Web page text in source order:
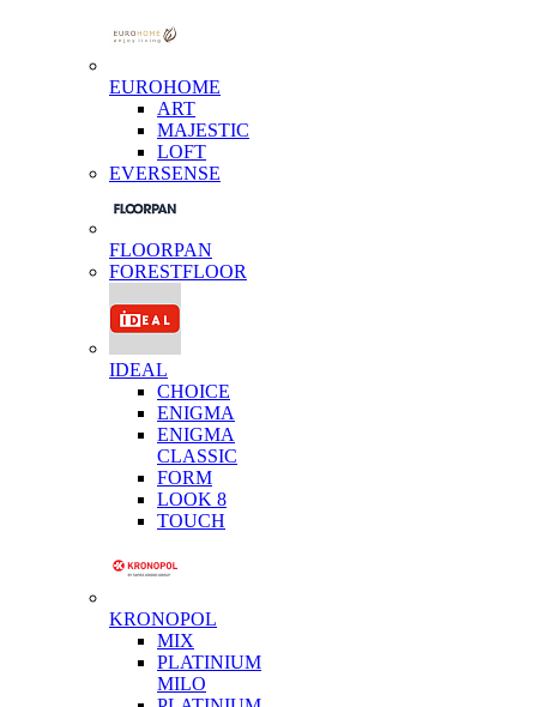
EUROHOME
ART
MAJESTIC
LOFT
EVERSENSE
FLOORPAN
FORESTFLOOR
IDEAL
CHOICE
ENIGMA
ENIGMA
CLASSIC
FORM
LOOK 8
TOUCH
KRONOPOL
MIX
PLATINIUM
MILO